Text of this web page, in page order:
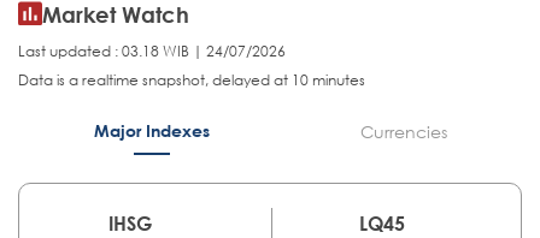
Market Watch
Last updated : 03.18 WIB | 24/07/2026
Data is a realtime snapshot, delayed at 10 minutes
Major Indexes Currencies
IHSG
LQ45